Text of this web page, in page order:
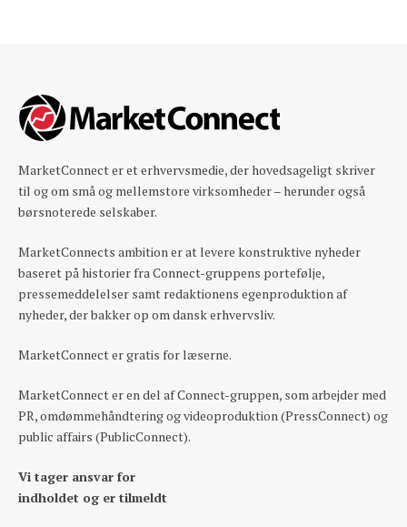
MarketConnect er et erhvervsmedie, der hovedsageligt skriver
til og om små og mellemstore virksomheder – herunder også
børsnoterede selskaber.
MarketConnects ambition er at levere konstruktive nyheder
baseret på historier fra Connect-gruppens portefølje,
pressemeddelelser samt redaktionens egenproduktion af
nyheder, der bakker op om dansk erhvervsliv.
MarketConnect er gratis for læserne.
MarketConnect er en del af Connect-gruppen, som arbejder med
PR, omdømmehåndtering og videoproduktion (PressConnect) og
public affairs (PublicConnect).
Vi tager ansvar for
indholdet og er tilmeldt